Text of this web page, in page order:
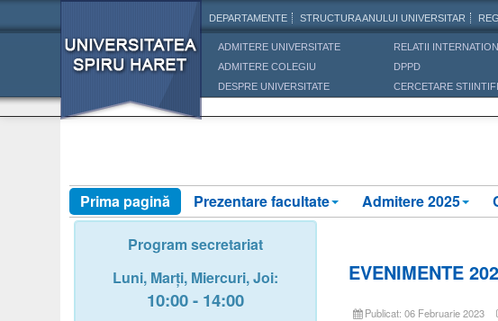
DEPARTAMENTE STRUCTURA ANULUI UNIVERSITAR
ADMITERE UNIVERSITATE
ADMITERE COLEGIU
DESPRE UNIVERSITATE
RELATII
DPPD
CERCETARE
Prima pagină Prezentare facultate Admitere 2025
Program secretariat
Luni, Marți, Miercuri, Joi:
10:00 - 14:00
EVENIMENTE
Publicat: 06 Februarie 2023